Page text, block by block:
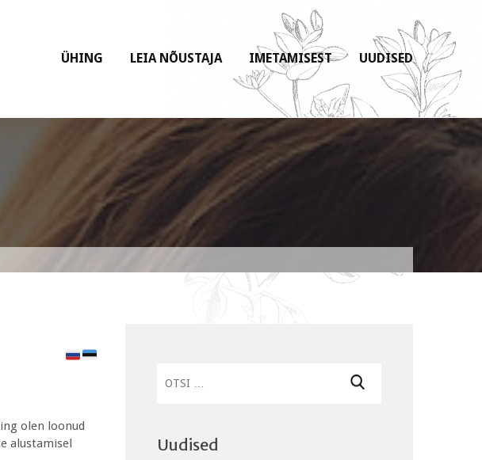
ÜHING LEIA NÕUSTAJA IMETAMISEST UUDISED
olen loonud
alustamisel
Uudised